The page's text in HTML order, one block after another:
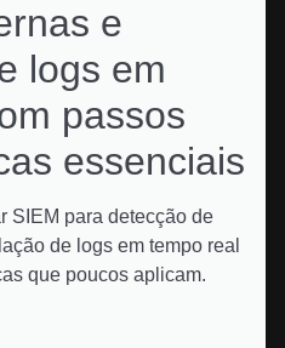
e
logs em
passos
essenciais
SIEM para detecção de
de logs em tempo real
que poucos aplicam.